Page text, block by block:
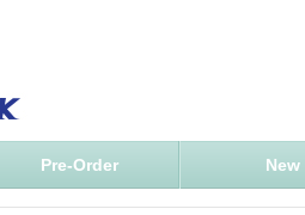
Pre-Order New